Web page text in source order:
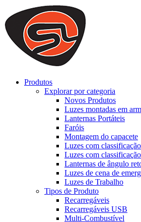
We use cookies to ensure that we
you a better experience. To learn more or
ACCEPT AND CLOSE
Produtos
Explorar por categoria
Novos Produtos
Luzes montadas em
Lanternas Portáteis
Faróis
Montagem do capacete
Luzes com
Luzes com
Lanternas de ângulo
Luzes de cena de
Luzes de Trabalho
Tipos de Produto
Recarregáveis
Recarregáveis USB
Multi-Combustível